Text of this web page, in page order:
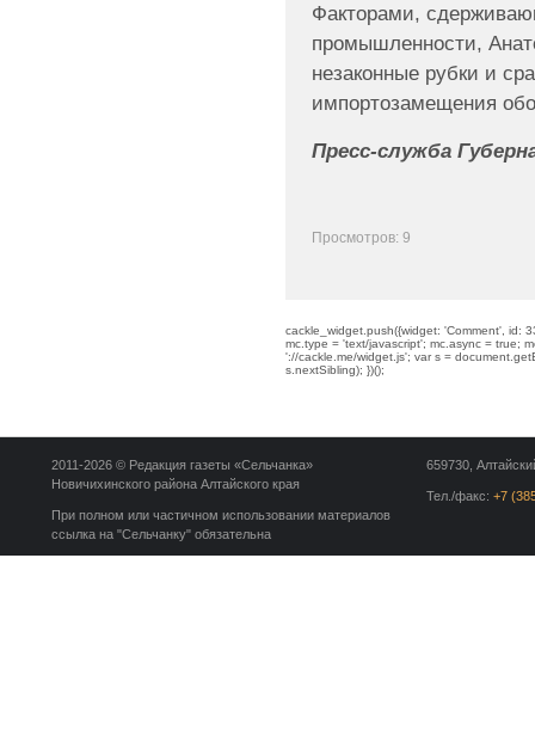
Факторами,
промышленности,
незаконные рубки и
импортозамещения
Пресс-служба
Просмотров: 9
cackle_widget.push({widget: 'Comment', id:
mc.type = 'text/javascript'; mc.async = true;
'://cackle.me/widget.js'; var s =
s.nextSibling); })();
659730,
Тел./факс: +7
2011-2026 © Редакция газеты «Сельчанка»
Новичихинского района Алтайского края
При полном или частичном использовании материалов
ссылка на "Сельчанку" обязательна